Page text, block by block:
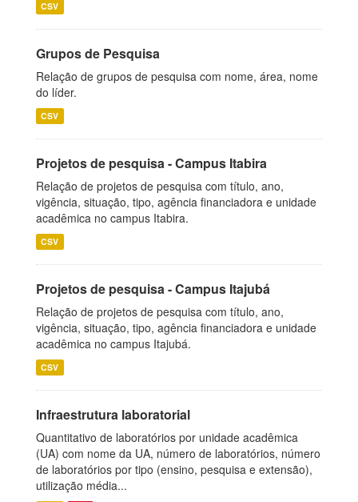
CSV
Grupos de Pesquisa
Relação de grupos de pesquisa com nome, área, nome
do líder.
CSV
Projetos de pesquisa - Campus Itabira
Relação de projetos de pesquisa com título, ano,
vigência, situação, tipo, agência financiadora e unidade
acadêmica no campus Itabira.
CSV
Projetos de pesquisa - Campus Itajubá
Relação de projetos de pesquisa com título, ano,
vigência, situação, tipo, agência financiadora e unidade
acadêmica no campus Itajubá.
CSV
Infraestrutura laboratorial
Quantitativo de laboratórios por unidade acadêmica
(UA) com nome da UA, número de laboratórios, número
de laboratórios por tipo (ensino, pesquisa e extensão),
utilização média...